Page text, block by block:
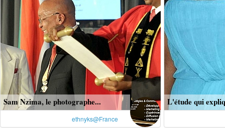
Sam Nzima, le photographe...
ethnyks@France
L'étude qui